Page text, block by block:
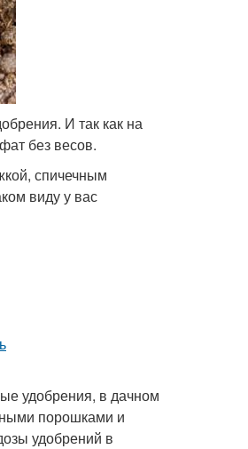
И так как на
без весов.
спичечным
виду у вас
удобрения, в дачном
порошками и
удобрений в